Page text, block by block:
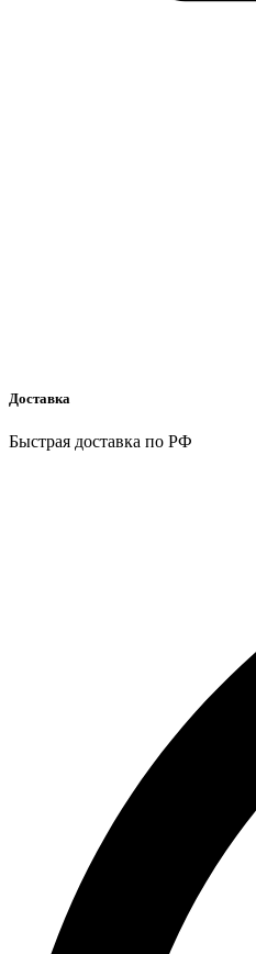
Доставка
Быстрая доставка по РФ